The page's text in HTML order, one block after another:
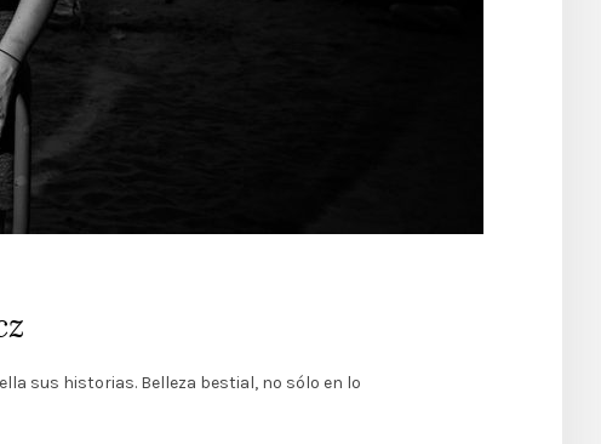
sus historias. Belleza bestial, no sólo en lo